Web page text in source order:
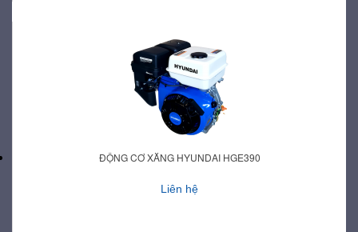
ĐỘNG CƠ XĂNG HYUNDAI HGE390
Liên hệ